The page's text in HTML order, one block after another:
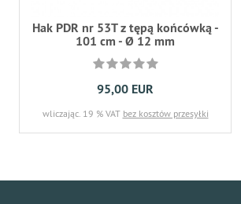
Hak PDR nr 53T z tępą końcówką -
101 cm - Ø 12 mm
95,00 EUR
wliczając. 19 % VAT bez kosztów przesyłki